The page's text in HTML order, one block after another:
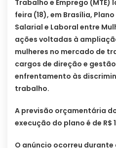
Trabalho e Emprego
feira (18), em Brasília,
Salarial e Laboral entre
ações voltadas à
mulheres no mercado de
cargos de direção e
enfrentamento às
trabalho.
A previsão orçamentária
execução do plano é de R$
O anúncio ocorreu durante